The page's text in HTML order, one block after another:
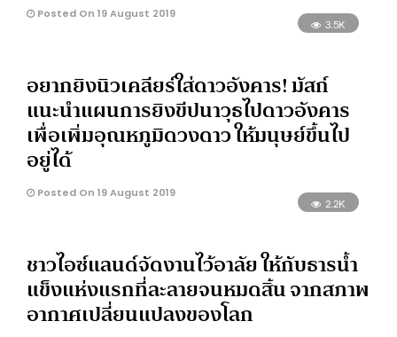
Posted On 19 August 2019
3.5K
อยากยิงนิวเคลียร์ใส่ดาวอังคาร! มัสก์
แนะนำแผนการยิงขีปนาวุธไปดาวอังคาร
เพื่อเพิ่มอุณหภูมิดวงดาว ให้มนุษย์ขึ้นไป
อยู่ได้
Posted On 19 August 2019
2.2K
ชาวไอซ์แลนด์จัดงานไว้อาลัย ให้กับธารน้ำ
แข็งแห่งแรกที่ละลายจนหมดสิ้น จากสภาพ
อากาศเปลี่ยนแปลงของโลก